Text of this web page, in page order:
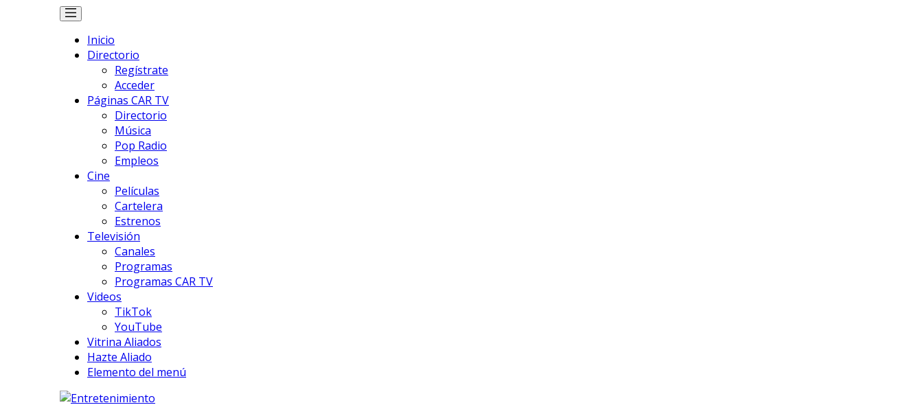
Inicio
Directorio
Regístrate
Acceder
Páginas CAR TV
Directorio
Música
Pop Radio
Empleos
Cine
Películas
Cartelera
Estrenos
Televisión
Canales
Programas
Programas CAR TV
Videos
TikTok
YouTube
Vitrina Aliados
Hazte Aliado
Elemento del menú